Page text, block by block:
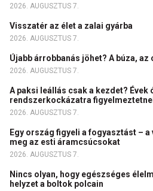
2026. AUGUSZTUS 7.
Visszatér az élet a zalai gyárba
2026. AUGUSZTUS 7.
Újabb árrobbanás jöhet? A búza, az
2026. AUGUSZTUS 7.
A paksi leállás csak a kezdet? Évek
rendszerkockázatra
2026. AUGUSZTUS 7.
Egy ország figyeli a fogyasztást –
meg az esti áramcsúcsokat
2026. AUGUSZTUS 7.
Nincs olyan, hogy egészséges
helyzet a boltok polcain